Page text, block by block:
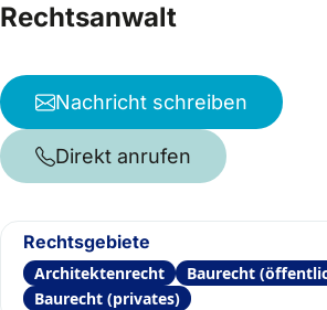
Rechtsanwalt
Nachricht schreiben
Direkt anrufen
Rechtsgebiete
Architektenrecht
Baurecht
Baurecht (privates)